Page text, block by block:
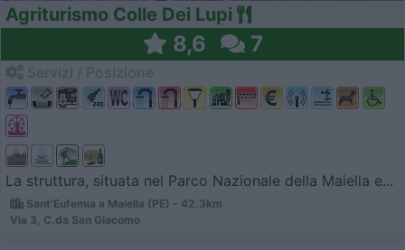
Agriturismo Colle Dei Lupi
8,6 7
La struttura, situata nel Parco Nazionale della Maiella e...
Sant'Eufemia a Maiella (PE) - 42.3km
Via 3, C.da San Giacomo